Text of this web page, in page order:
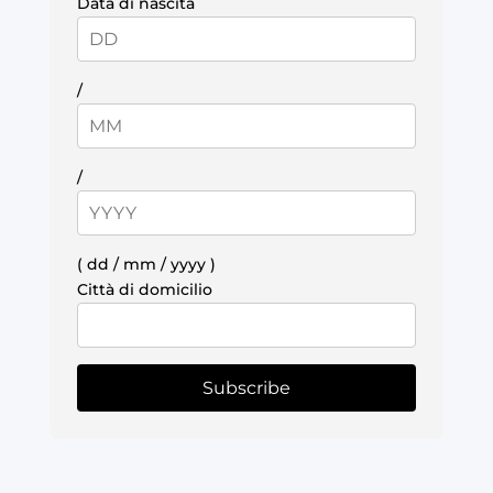
/
/
( dd / mm / yyyy )
Città di domicilio